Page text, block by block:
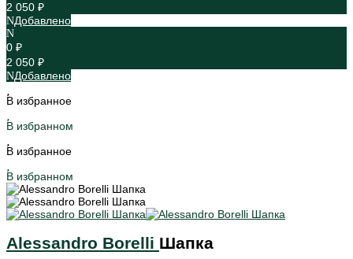
2 050 ₽
Добавлено
0 ₽
2 050 ₽
Добавлено
В избранное
В избранном
В избранное
В избранном
Alessandro Borelli Шапка